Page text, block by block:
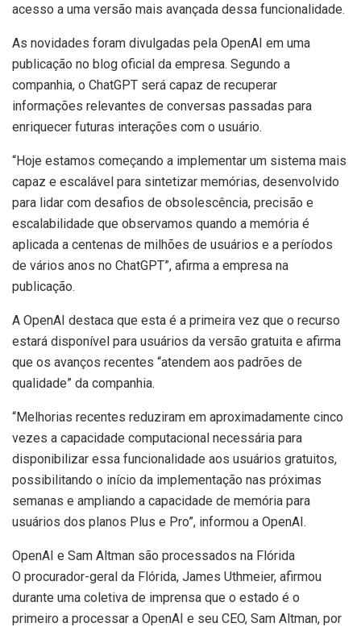
acesso a uma versão mais avançada dessa funcionalidade.
As novidades foram divulgadas pela OpenAI em uma
publicação no blog oficial da empresa. Segundo a
companhia, o ChatGPT será capaz de recuperar
informações relevantes de conversas passadas para
enriquecer futuras interações com o usuário.
“Hoje estamos começando a implementar um sistema mais
capaz e escalável para sintetizar memórias, desenvolvido
para lidar com desafios de obsolescência, precisão e
escalabilidade que observamos quando a memória é
aplicada a centenas de milhões de usuários e a períodos
de vários anos no ChatGPT”, afirma a empresa na
publicação.
A OpenAI destaca que esta é a primeira vez que o recurso
estará disponível para usuários da versão gratuita e afirma
que os avanços recentes “atendem aos padrões de
qualidade” da companhia.
“Melhorias recentes reduziram em aproximadamente cinco
vezes a capacidade computacional necessária para
disponibilizar essa funcionalidade aos usuários gratuitos,
possibilitando o início da implementação nas próximas
semanas e ampliando a capacidade de memória para
usuários dos planos Plus e Pro”, informou a OpenAI.
OpenAI e Sam Altman são processados na Flórida
O procurador-geral da Flórida, James Uthmeier, afirmou
durante uma coletiva de imprensa que o estado é o
primeiro a processar a OpenAI e seu CEO, Sam Altman, por